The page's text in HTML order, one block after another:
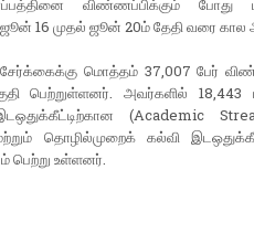
விண்ணப்பிக்கும் போது
16 முதல் ஜூன் 20ம் தேதி வரை கால
மொத்தம் 37,007 பேர்
பெற்றுள்ளனர். அவர்களில்
(Academic
தொழில்முறைக் கல்வி
பெற்று உள்ளனர்.